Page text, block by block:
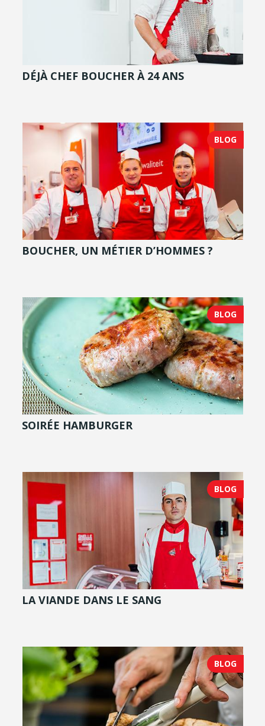
DÉJÀ CHEF BOUCHER À 24 ANS
BLOG
BOUCHER, UN MÉTIER D’HOMMES ?
BLOG
SOIRÉE HAMBURGER
BLOG
LA VIANDE DANS LE SANG
BLOG